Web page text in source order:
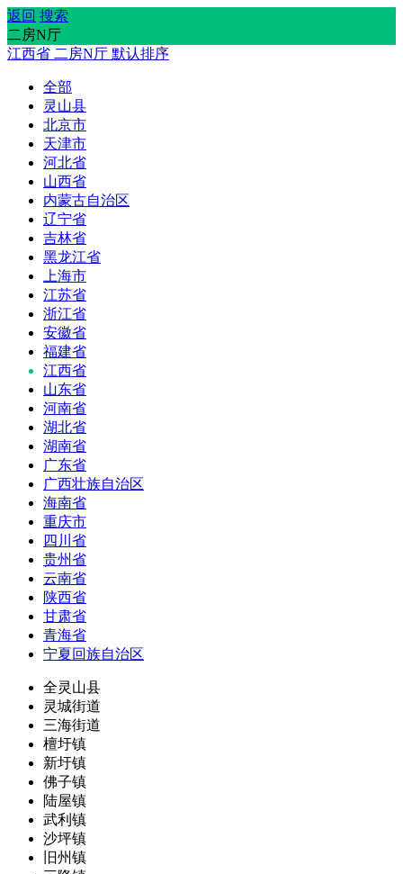
返回 搜索
二房N厅
江西省 二房N厅 默认排序
全部
灵山县
北京市
天津市
河北省
山西省
内蒙古自治区
辽宁省
吉林省
黑龙江省
上海市
江苏省
浙江省
安徽省
福建省
江西省
山东省
河南省
湖北省
湖南省
广东省
广西壮族自治区
海南省
重庆市
四川省
贵州省
云南省
陕西省
甘肃省
青海省
宁夏回族自治区
全灵山县
灵城街道
三海街道
檀圩镇
新圩镇
佛子镇
陆屋镇
武利镇
沙坪镇
旧州镇